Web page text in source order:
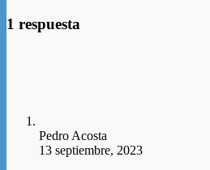
1 respuesta
Pedro Acosta
13 septiembre, 2023